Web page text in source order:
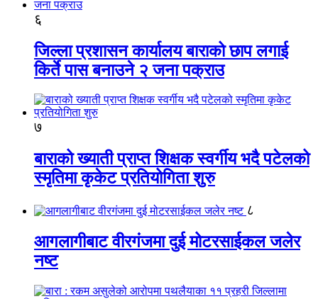
६
जिल्ला प्रशासन कार्यालय बाराको छाप लगाई
किर्ते पास बनाउने २ जना पक्राउ
७
बाराको ख्याती प्राप्त शिक्षक स्वर्गीय भदै पटेलको
स्मृतिमा कृकेट प्रतियोगिता शुरु
८
आगलागीबाट वीरगंजमा दुई मोटरसाईकल जलेर
नष्ट